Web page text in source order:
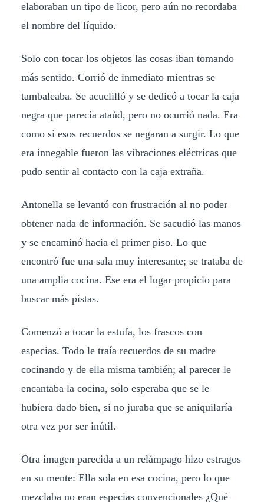
elaboraban un tipo de licor, pero aún no recordaba
el nombre del líquido.
Solo con tocar los objetos las cosas iban tomando
más sentido. Corrió de inmediato mientras se
tambaleaba. Se acuclilló y se dedicó a tocar la caja
negra que parecía ataúd, pero no ocurrió nada. Era
como si esos recuerdos se negaran a surgir. Lo que
era innegable fueron las vibraciones eléctricas que
pudo sentir al contacto con la caja extraña.
Antonella se levantó con frustración al no poder
obtener nada de información. Se sacudió las manos
y se encaminó hacia el primer piso. Lo que
encontró fue una sala muy interesante; se trataba de
una amplia cocina. Ese era el lugar propicio para
buscar más pistas.
Comenzó a tocar la estufa, los frascos con
especias. Todo le traía recuerdos de su madre
cocinando y de ella misma también; al parecer le
encantaba la cocina, solo esperaba que se le
hubiera dado bien, si no juraba que se aniquilaría
otra vez por ser inútil.
Otra imagen parecida a un relámpago hizo estragos
en su mente: Ella sola en esa cocina, pero lo que
mezclaba no eran especias convencionales ¿Qué